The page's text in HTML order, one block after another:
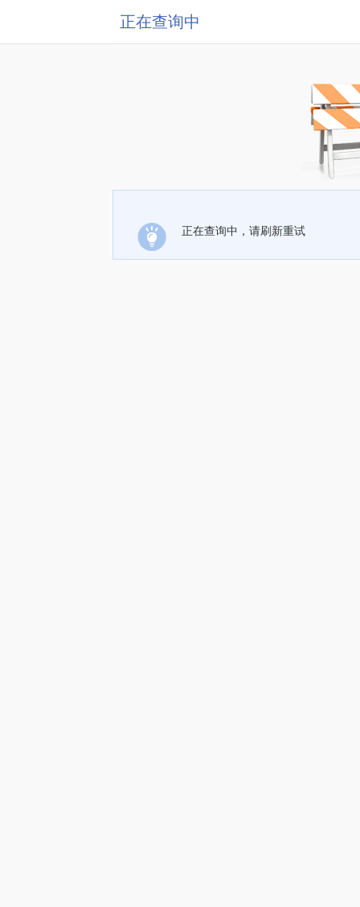
正在查询中
正在查询中，请刷新重试